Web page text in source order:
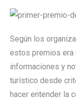
Según los
estos premios era
informaciones y
turístico desde
hacer entender la